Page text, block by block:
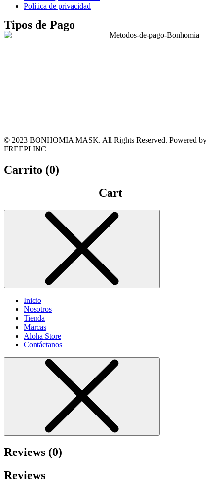
Política de privacidad
Tipos de Pago
© 2023 BONHOMIA MASK. All Rights Reserved. Powered by
FREEPI INC
Carrito (0)
Cart
Inicio
Nosotros
Tienda
Marcas
Aloha Store
Contáctanos
Reviews (0)
Reviews